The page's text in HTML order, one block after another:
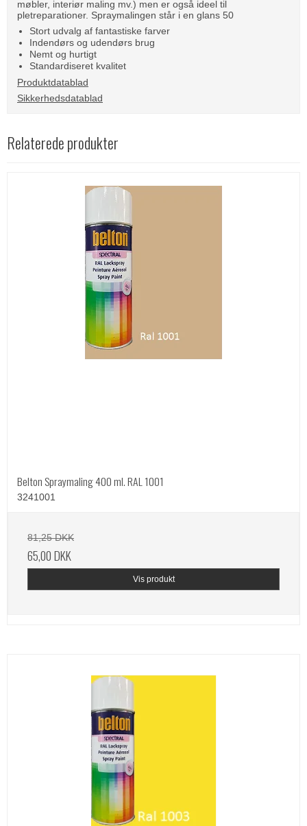
møbler, interiør maling mv.) men er også ideel til
pletreparationer. Spraymalingen står i en glans 50
Stort udvalg af fantastiske farver
Indendørs og udendørs brug
Nemt og hurtigt
Standardiseret kvalitet
Produktdatablad
Sikkerhedsdatablad
Relaterede produkter
Belton Spraymaling 400 ml. RAL 1001
3241001
81,25 DKK
65,00 DKK
Vis produkt